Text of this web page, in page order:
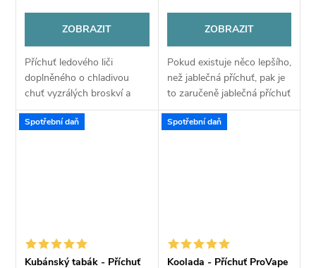
ZOBRAZIT
Příchuť ledového liči
doplněného o chladivou
chuť vyzrálých broskví a
osvěžující chuť citronu
oceníte zejména v horkých
ZOBRAZIT
Pokud existuje něco lepšího,
než jablečná příchuť, pak je
to zaručeně jablečná příchuť
doplněná o chladivou
kooladu. Těšte se na
Spotřební daň
Kubánský tabák - Příchuť
Spotřební daň
Koolada - Příchuť ProVape